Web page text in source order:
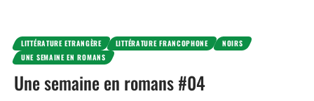
LITTÉRATURE ETRANGÈRE LITTÉRATURE FRANCOPHONE
NOIRS
UNE SEMAINE EN ROMANS
Une semaine en romans #04